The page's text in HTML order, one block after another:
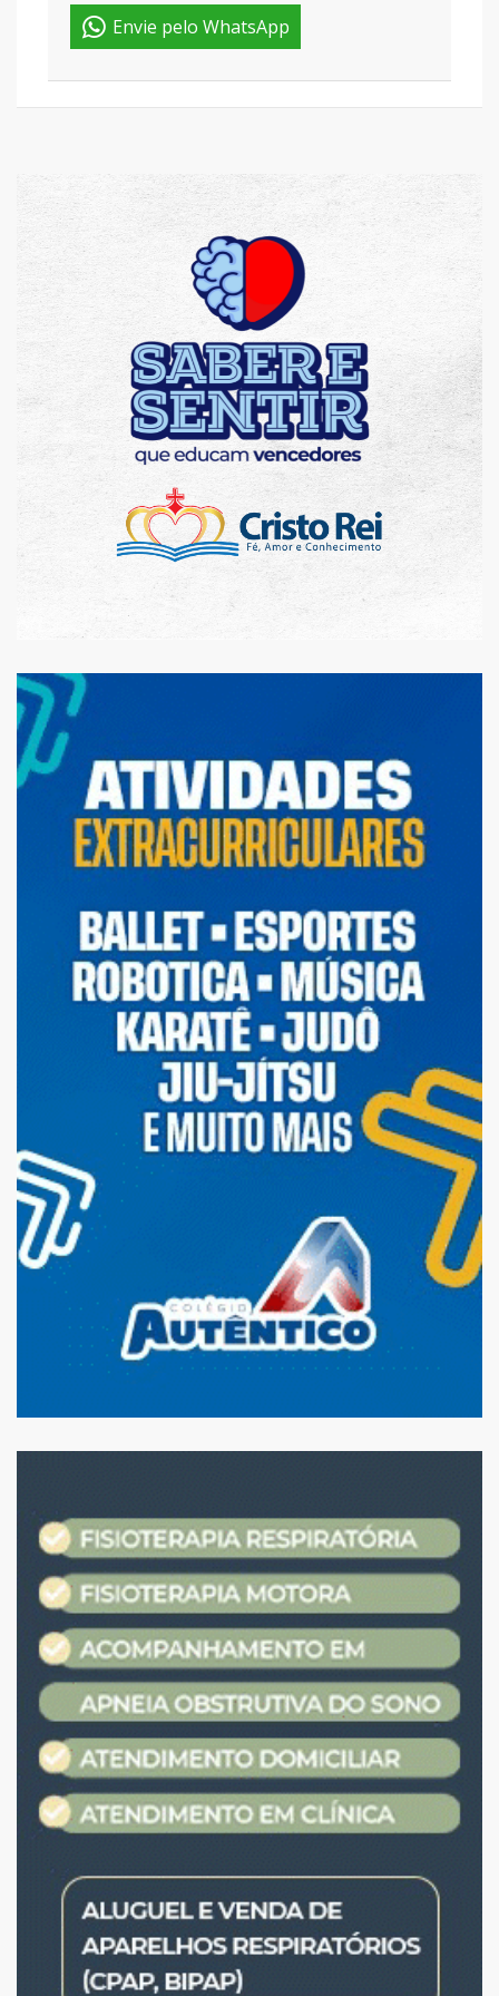
Envie pelo WhatsApp